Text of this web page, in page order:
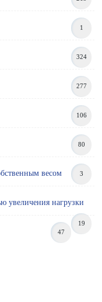
1
324
277
106
80
весом 3
увеличения нагрузки
19
47